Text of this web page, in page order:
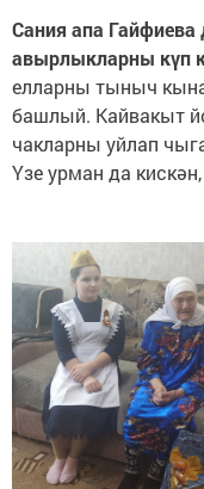
Сания апа Гайфиева
авырлыкларны күп
елларны тыныч
башлый. Кайвакыт
чакларны уйлап
Үзе урман да